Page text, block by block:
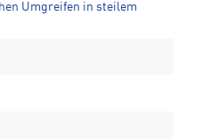
Umgreifen in steilem